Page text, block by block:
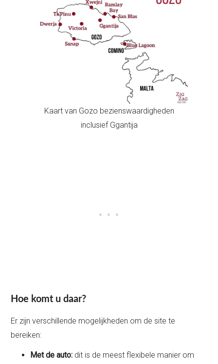
Kaart van Gozo bezienswaardigheden
inclusief Ggantija
Hoe komt u daar?
Er zijn verschillende mogelijkheden om de site te
bereiken:
Met de auto: dit is de meest flexibele manier om